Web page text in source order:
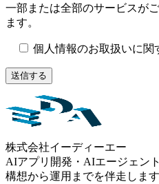
一部または全部のサービスが
ます。
個人情報のお取扱いに関
株式会社イーディーエー
AIアプリ開発・AIエージェン
構想から運用までを伴走します